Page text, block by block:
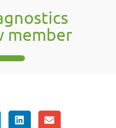
member